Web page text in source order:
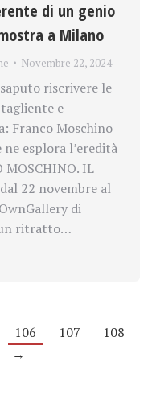
di un genio
a Milano
Novembre 22, 2024
riscrivere le
e
Franco Moschino
esplora l’eredità
MOSCHINO. IL
22 novembre al
di
un ritratto…
106 107
108
→